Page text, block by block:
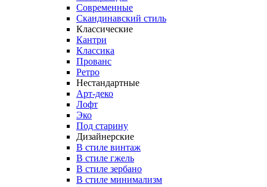
Современные
Скандинавский стиль
Классические
Кантри
Классика
Прованс
Ретро
Нестандартные
Арт-деко
Лофт
Эко
Под старину
Дизайнерские
В стиле винтаж
В стиле гжель
В стиле зербано
В стиле минимализм